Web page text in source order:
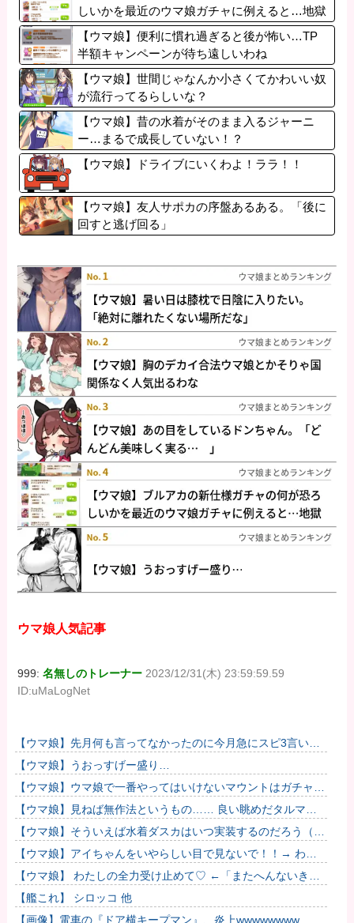
しいかを最近のウマ娘ガチャに例えると…地獄
だな？
【ウマ娘】便利に慣れ過ぎると後が怖い…TP
半額キャンペーンが待ち遠しいわね
【ウマ娘】世間じゃなんか小さくてかわいい奴
が流行ってるらしいな？
【ウマ娘】昔の水着がそのまま入るジャーニ
ー…まるで成長していない！？
【ウマ娘】ドライブにいくわよ！ララ！！
【ウマ娘】友人サポカの序盤あるある。「後に
回すと逃げ回る」
ウマ娘人気記事
999:名無しのトレーナー 2023/12/31(木) 23:59:59.59
ID:uMaLogNet
【ウマ娘】先月何も言ってなかったのに今月急にスピ3言い出
したのが怪しいよな。
【ウマ娘】うおっすげー盛り…
【ウマ娘】ウマ娘で一番やってはいけないマウントはガチャで
も育成でもグッズでもなく、これ。
【ウマ娘】見ねば無作法というもの…… 良い眺めだタルマ
エ…（殴
【ウマ娘】そういえば水着ダスカはいつ実装するのだろう（ﾃﾞ
ｯｯｯ
【ウマ娘】アイちゃんをいやらしい目で見ないで！！→ わか
りました…
【ウマ娘】 わたしの全力受け止めて♡ ←「またへんないきも
のがふえてる…」
【艦これ】 シロッコ 他
【画像】電車の『ドア横キープマン』、炎上wwwwwwww